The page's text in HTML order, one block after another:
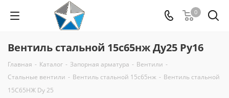
0
Вентиль стальной 15с65нж Ду25 Ру16
Главная - Каталог - Запорная арматура - Вентили -
Стальные вентили - Вентиль стальной 15с65нж - Вентиль стальной
15С65НЖ Dу 25